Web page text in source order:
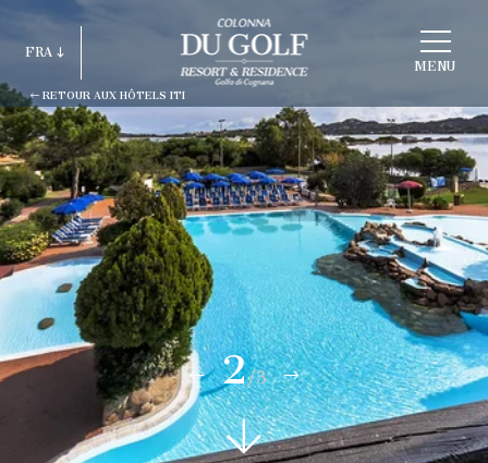
MENU
RETOUR AUX HÔTELS ITI
FRA
ITA
ENG
FRA
DEU
ESP
RUS
2/3